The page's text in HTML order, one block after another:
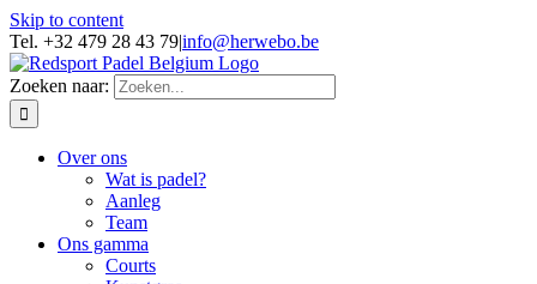
Skip to content
Tel. +32 479 28 43 79|info@herwebo.be
Zoeken naar:
Over ons
Wat is padel?
Aanleg
Team
Ons gamma
Courts